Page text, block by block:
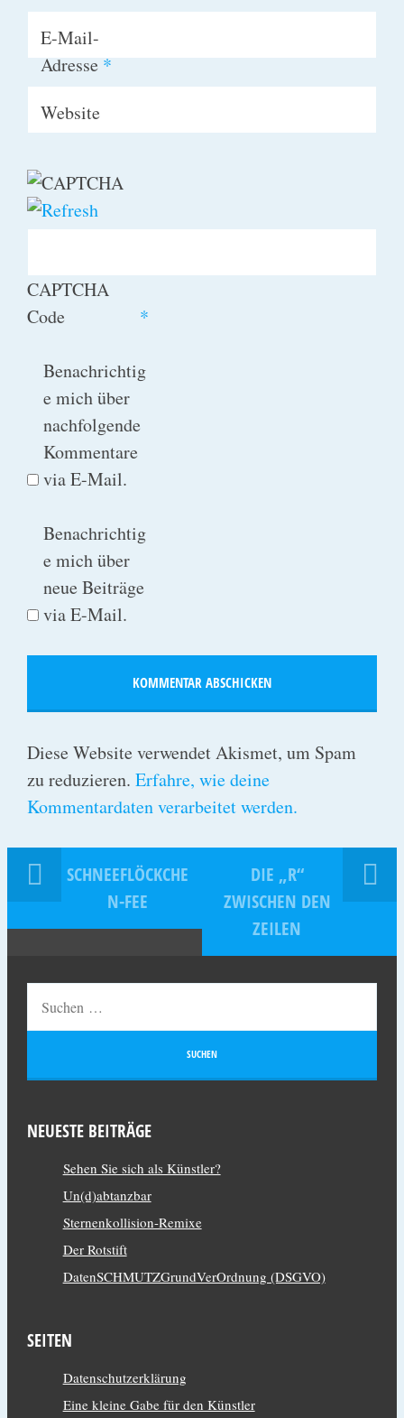
E-Mail-
Adresse*
Website
CAPTCHA
Code
*
Benachrichtig
e mich über
nachfolgende
Kommentare
via E-Mail.
Benachrichtig
e mich über
neue Beiträge
via E-Mail.
Diese Website verwendet Akismet, um Spam
zu reduzieren. Erfahre, wie deine
Kommentardaten verarbeitet werden.
SCHNEEFLÖCKCHE
N-FEE
DIE „R“
ZWISCHEN DEN
ZEILEN
NEUESTE BEITRÄGE
Sehen Sie sich als Künstler?
Un(d)abtanzbar
Sternenkollision-Remixe
Der Rotstift
DatenSCHMUTZGrundVerOrdnung (DSGVO)
SEITEN
Datenschutzerklärung
Eine kleine Gabe für den Künstler